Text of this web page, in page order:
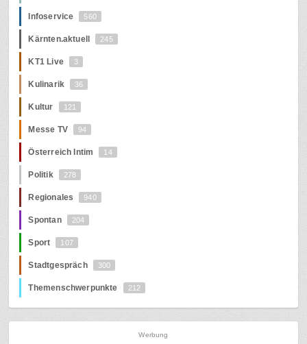
Infoservice 560
Kärnten.aktuell 245
KT1 Live 3
Kulinarik 36
Kultur 121
Messe TV 94
Österreich Intim 14
Politik 278
Regionales 940
Spontan 204
Sport 107
Stadtgespräch 300
Themenschwerpunkte 212
Werbung